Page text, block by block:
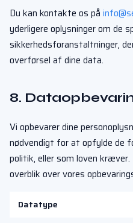
Du kan kontakte os på
yderligere oplysninger om de
sikkerhedsforanstaltninger,
overførsel af dine data.
8.
Vi opbevarer dine
nødvendigt for at opfylde de
politik, eller som loven
overblik over vores
Datatype